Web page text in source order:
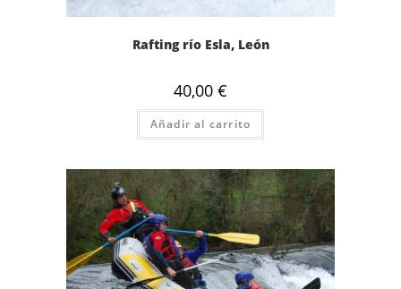
Rafting río Esla, León
40,00 €
Añadir al carrito